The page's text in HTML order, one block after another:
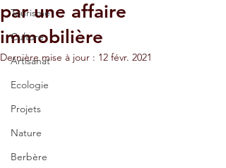
Tourisme
Culture
Artisanat
Ecologie
Projets
Nature
Berbère
par une affaire
immobilière
Dernière mise à jour : 12 févr. 2021